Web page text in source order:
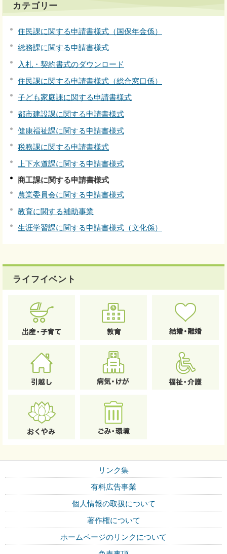
カテゴリー
住民課に関する申請書様式（国保年金係）
総務課に関する申請書様式
入札・契約書式のダウンロード
住民課に関する申請書様式（総合窓口係）
子ども家庭課に関する申請書様式
都市建設課に関する申請書様式
健康福祉課に関する申請書様式
税務課に関する申請書様式
上下水道課に関する申請書様式
商工課に関する申請書様式
農業委員会に関する申請書様式
教育に関する補助事業
生涯学習課に関する申請書様式（文化係）
ライフイベント
リンク集
有料広告事業
個人情報の取扱について
著作権について
ホームページのリンクについて